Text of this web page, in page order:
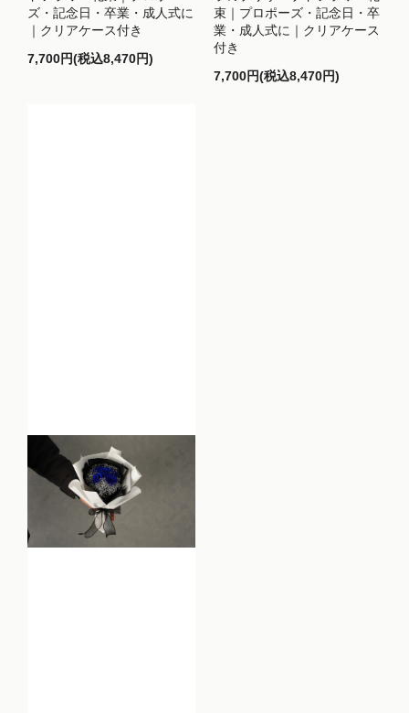
ズ・記念日・卒業・成人式に
｜クリアケース付き
7,700円(税込8,470円)
束｜プロポーズ・記念日・卒
業・成人式に｜クリアケース
付き
7,700円(税込8,470円)